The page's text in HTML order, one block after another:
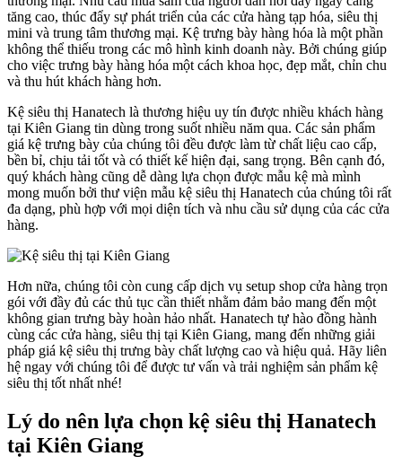
tăng cao, thúc đẩy sự phát triển của các cửa hàng tạp hóa, siêu thị
mini và trung tâm thương mại. Kệ trưng bày hàng hóa là một phần
không thể thiếu trong các mô hình kinh doanh này. Bởi chúng giúp
cho việc trưng bày hàng hóa một cách khoa học, đẹp mắt, chỉn chu
và thu hút khách hàng hơn.
Kệ siêu thị Hanatech là thương hiệu uy tín được nhiều khách hàng
tại Kiên Giang tin dùng trong suốt nhiều năm qua. Các sản phẩm
giá kệ trưng bày của chúng tôi đều được làm từ chất liệu cao cấp,
bền bỉ, chịu tải tốt và có thiết kế hiện đại, sang trọng. Bên cạnh đó,
quý khách hàng cũng dễ dàng lựa chọn được mẫu kệ mà mình
mong muốn bởi thư viện mẫu kệ siêu thị Hanatech của chúng tôi rất
đa dạng, phù hợp với mọi diện tích và nhu cầu sử dụng của các cửa
hàng.
Hơn nữa, chúng tôi còn cung cấp dịch vụ setup shop cửa hàng trọn
gói với đầy đủ các thủ tục cần thiết nhằm đảm bảo mang đến một
không gian trưng bày hoàn hảo nhất. Hanatech tự hào đồng hành
cùng các cửa hàng, siêu thị tại Kiên Giang, mang đến những giải
pháp giá kệ siêu thị trưng bày chất lượng cao và hiệu quả. Hãy liên
hệ ngay với chúng tôi để được tư vấn và trải nghiệm sản phẩm kệ
siêu thị tốt nhất nhé!
Lý do nên lựa chọn kệ siêu thị Hanatech
tại Kiên Giang